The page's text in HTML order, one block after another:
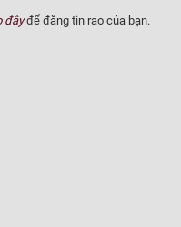
đâyđể đăng tin rao của bạn.